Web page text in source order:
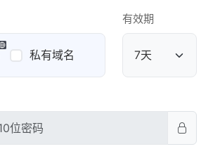
私有域名 公共域名
有效期